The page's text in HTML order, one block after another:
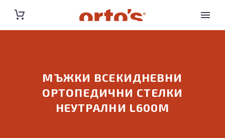
МЪЖКИ ВСЕКИДНЕВНИ
ОРТОПЕДИЧНИ СТЕЛКИ
НЕУТРАЛНИ L600M